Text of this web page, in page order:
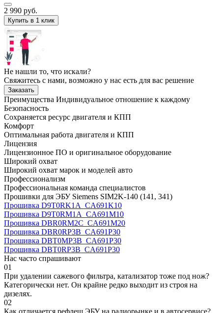
2 990 руб.
Купить в 1 клик
Не нашли то, что искали?
Свяжитесь с нами, возможно у нас есть для вас решение
Заказать
Преимущества Индивидуальное отношение к каждому
Безопасность
Сохраняется ресурс двигателя и КПП
Комфорт
Оптимальная работа двигателя и КПП
Лицензия
Лицензионное ПО и оригинальное оборудование
Широкий охват
Широкий охват марок и моделей авто
Профессионализм
Профессиональная команда специалистов
Прошивки для ЭБУ Siemens SIM2K-140 (141, 341)
Прошивка D9T0RK1A_CA691K10
Прошивка D9T0RM1A_CA691M10
Прошивка DBR0RM2C_CA691M20
Прошивка DBR0RP3B_CA691P30
Прошивка DBT0MP3B_CA691P30
Прошивка DBT0RP3B_CA691P30
Нас часто спрашивают
01
При удалении сажевого фильтра, катализатор тоже под нож?
Категорически нет. Он крайне редко выходит из строя на
дизелях.
02
Как отличается рефлеш ЭБУ на радиорынке и в автосервисе?